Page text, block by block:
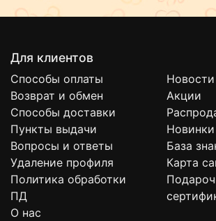
Для клиентов
Способы оплаты
Возврат и обмен
Способы доставки
Пункты выдачи
Вопросы и ответы
Удаление профиля
Политика обработки
ПД
О нас
Новости
Акции
Новинки
База
Карта